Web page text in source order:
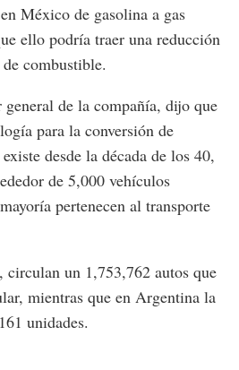
México de gasolina a gas
ello podría traer una reducción
combustible.
general de la compañía, dijo que
para la conversión de
desde la década de los 40,
de 5,000 vehículos
pertenecen al transporte
un 1,753,762 autos que
mientras que en Argentina la
unidades.